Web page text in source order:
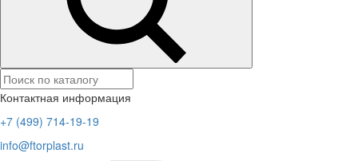
Контактная информация
+7 (499) 714-19-19
info@ftorplast.ru